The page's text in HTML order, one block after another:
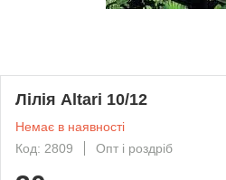
Лілія Altari 10/12
Немає в наявності
Код: 2809
Опт і роздріб